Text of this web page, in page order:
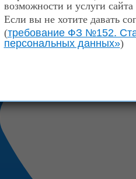
возможности и услуги
Если вы не хотите давать
(требование ФЗ №152.
персональных данных»)